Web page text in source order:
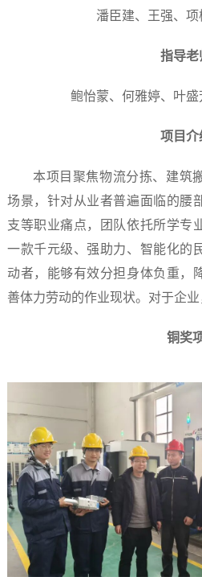
潘臣建、王强、
指导老
鲍怡蒙、何雅婷、叶
项目介
本项目聚焦物流分拣、建筑
场景，针对从业者普遍面临的腰
支等职业痛点，团队依托所学专
一款千元级、强助力、智能化的
动者，能够有效分担身体负重，
善体力劳动的作业现状。对于企业
铜奖